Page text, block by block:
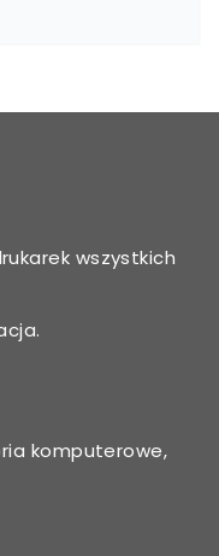
wszystkich
komputerowe,